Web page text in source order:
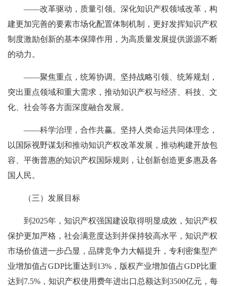
——改革驱动，质量引领。深化知识产权领域改革，构
建更加完善的要素市场化配置体制机制，更好发挥知识产权
制度激励创新的基本保障作用，为高质量发展提供源源不断
的动力。
——聚焦重点，统筹协调。坚持战略引领、统筹规划，
突出重点领域和重大需求，推动知识产权与经济、科技、文
化、社会等各方面深度融合发展。
——科学治理，合作共赢。坚持人类命运共同体理念，
以国际视野谋划和推动知识产权改革发展，推动构建开放包
容、平衡普惠的知识产权国际规则，让创新创造更多惠及各
国人民。
（三）发展目标
到2025年，知识产权强国建设取得明显成效，知识产权
保护更加严格，社会满意度达到并保持较高水平，知识产权
市场价值进一步凸显，品牌竞争力大幅提升，专利密集型产
业增加值占GDP比重达到13%，版权产业增加值占GDP比重
达到7.5%，知识产权使用费年进出口总额达到3500亿元，每